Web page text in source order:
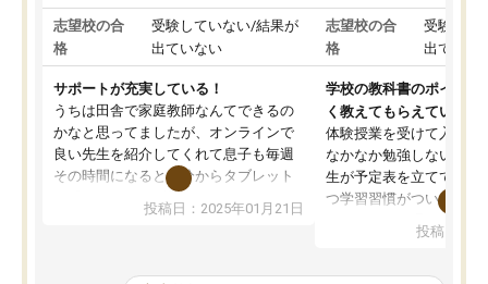
志望校の合
格
受験していない/結果が
出ていない
サポートが充実している！
うちは田舎で家庭教師なんてできるの
かなと思ってましたが、オンラインで
良い先生を紹介してくれて息子も毎週
その時間になると自分からタブレット
を開いてzoomを繋げるようになりまし
た！5科目なんでもOKなのもとても気
投稿日：2025年01月21日
志望校の合
格
受験して
出ていな
学校の教科書のポイント
く教えてもらえている
体験授業を受けて入塾し
なかなか勉強しない息子
生が予定表を立ててくれ
つ学習習慣がついてきま
指導が無い日も予定表
投稿日：